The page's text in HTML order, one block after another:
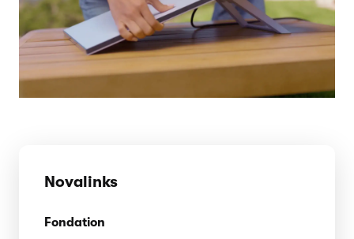
Novalinks
Fondation